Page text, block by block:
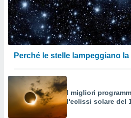
Perché le stelle lampeggiano
I migliori
l'eclissi solare del